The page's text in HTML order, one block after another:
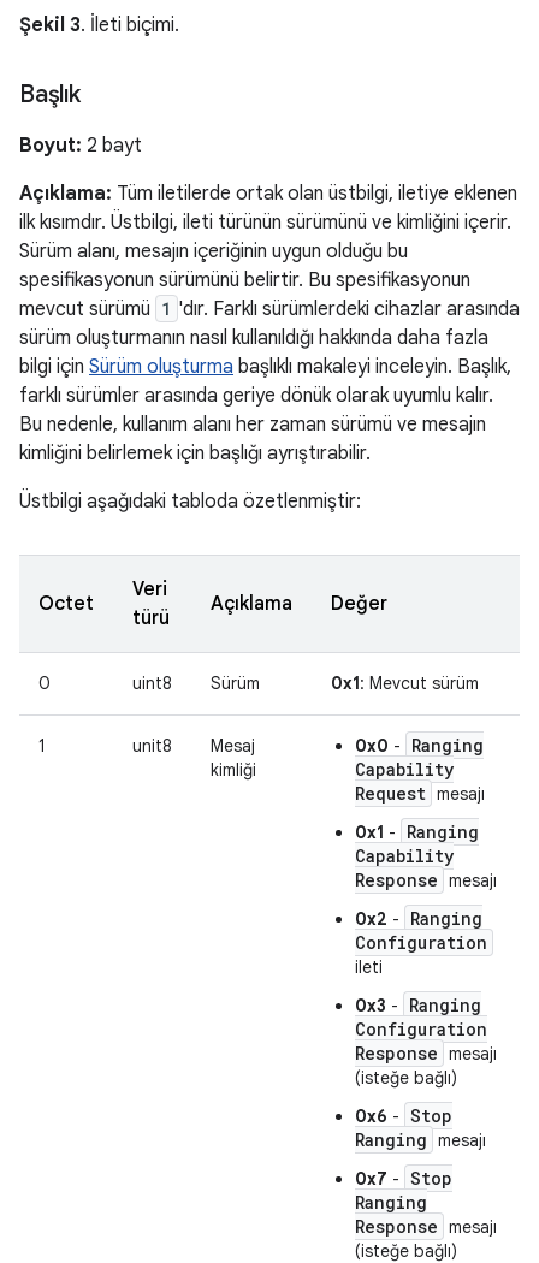
Şekil 3. İleti biçimi.
Başlık
Boyut: 2 bayt
Açıklama: Tüm iletilerde ortak olan üstbilgi, iletiye eklenen
ilk kısımdır. Üstbilgi, ileti türünün sürümünü ve kimliğini içerir.
Sürüm alanı, mesajın içeriğinin uygun olduğu bu
spesifikasyonun sürümünü belirtir. Bu spesifikasyonun
mevcut sürümü 1 'dır. Farklı sürümlerdeki cihazlar arasında
sürüm oluşturmanın nasıl kullanıldığı hakkında daha fazla
bilgi için Sürüm oluşturma başlıklı makaleyi inceleyin. Başlık,
farklı sürümler arasında geriye dönük olarak uyumlu kalır.
Bu nedenle, kullanım alanı her zaman sürümü ve mesajın
kimliğini belirlemek için başlığı ayrıştırabilir.
Üstbilgi aşağıdaki tabloda özetlenmiştir:
Octet
Veri
türü
Açıklama Değer
0 uint8 Sürüm 0x1: Mevcut sürüm
1 unit8
Mesaj
kimliği
0x0 -
Ranging
Capability
Request mesajı
0x1 -
Ranging
Capability
Response mesajı
0x2 -
Ranging
Configuration
ileti
0x3 -
Ranging
Configuration
Response mesajı
(isteğe bağlı)
0x6 - Stop
Ranging mesajı
0x7 - Stop
Ranging
Response mesajı
(isteğe bağlı)